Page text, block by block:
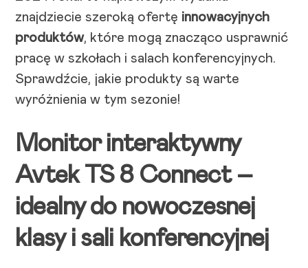
znajdziecie szeroką ofertę innowacyjnych
produktów, które mogą znacząco usprawnić
pracę w szkołach i salach konferencyjnych.
Sprawdźcie, jakie produkty są warte
wyróżnienia w tym sezonie!
Monitor interaktywny
Avtek TS 8 Connect –
idealny do nowoczesnej
klasy i sali konferencyjnej